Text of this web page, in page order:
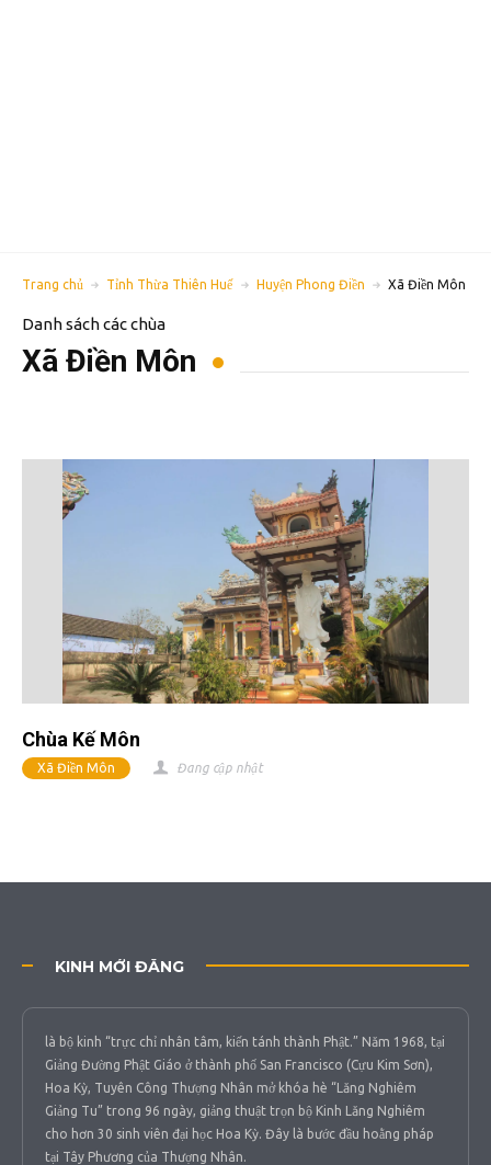
Trang chủ Tỉnh Thừa Thiên Huế Huyện Phong Điền Xã Điền Môn
Danh sách các chùa
Xã Điền Môn
Chùa Kế Môn
Xã Điền Môn Đang cập nhật
KINH MỚI ĐĂNG
là bộ kinh “trực chỉ nhân tâm, kiến tánh thành Phật.” Năm 1968, tại
Giảng Đường Phật Giáo ở thành phố San Francisco (Cựu Kim Sơn),
Hoa Kỳ, Tuyên Công Thượng Nhân mở khóa hè “Lăng Nghiêm
Giảng Tu” trong 96 ngày, giảng thuật trọn bộ Kinh Lăng Nghiêm
cho hơn 30 sinh viên đại học Hoa Kỳ. Đây là bước đầu hoằng pháp
tại Tây Phương của Thượng Nhân.